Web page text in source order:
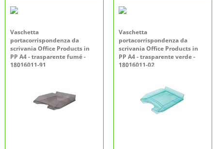
Vaschetta
portacorrispondenza da
scrivania Office Products in
PP A4 - trasparente fumé -
18016011-91
Vaschetta
portacorrispondenza da
scrivania Office Products in
PP A4 - trasparente verde -
18016011-02